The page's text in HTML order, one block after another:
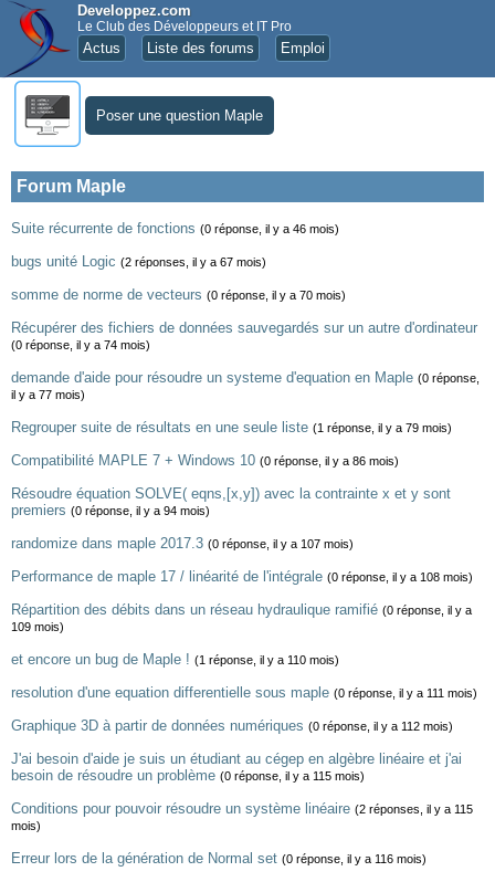
Developpez.com
Le Club des Développeurs et IT Pro
Actus Liste des forums Emploi
Poser une question Maple
Forum Maple
Suite récurrente de fonctions (0 réponse, il y a 46 mois)
bugs unité Logic (2 réponses, il y a 67 mois)
somme de norme de vecteurs (0 réponse, il y a 70 mois)
Récupérer des fichiers de données sauvegardés sur un autre d'ordinateur
(0 réponse, il y a 74 mois)
demande d'aide pour résoudre un systeme d'equation en Maple (0 réponse,
il y a 77 mois)
Regrouper suite de résultats en une seule liste (1 réponse, il y a 79 mois)
Compatibilité MAPLE 7 + Windows 10 (0 réponse, il y a 86 mois)
Résoudre équation SOLVE( eqns,[x,y]) avec la contrainte x et y sont
premiers (0 réponse, il y a 94 mois)
randomize dans maple 2017.3 (0 réponse, il y a 107 mois)
Performance de maple 17 / linéarité de l'intégrale (0 réponse, il y a 108 mois)
Répartition des débits dans un réseau hydraulique ramifié (0 réponse, il y a
109 mois)
et encore un bug de Maple ! (1 réponse, il y a 110 mois)
resolution d'une equation differentielle sous maple (0 réponse, il y a 111 mois)
Graphique 3D à partir de données numériques (0 réponse, il y a 112 mois)
J'ai besoin d'aide je suis un étudiant au cégep en algèbre linéaire et j'ai
besoin de résoudre un problème (0 réponse, il y a 115 mois)
Conditions pour pouvoir résoudre un système linéaire (2 réponses, il y a 115
mois)
Erreur lors de la génération de Normal set (0 réponse, il y a 116 mois)